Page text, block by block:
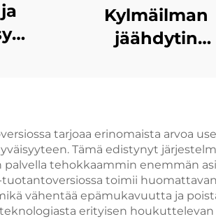
Kylmäilman
jäähdytin
kipulääkkeeksi
epidermisen
tarjoamiseksi,
jatkuvaa,
tarjoaa erinomaista arvoa
Tämä edistynyt
tehokkaammin enemmän
toimii
vähentää epämukavuutta ja
erityisen